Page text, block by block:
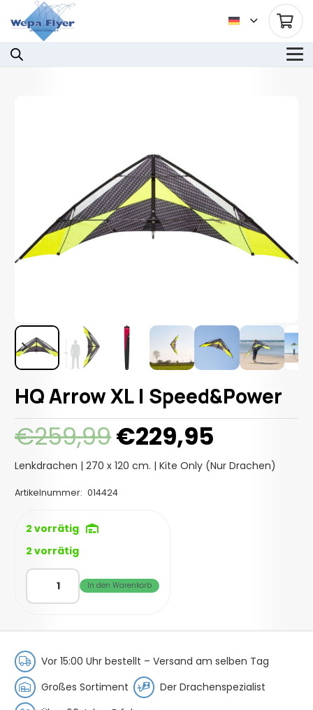
HQ Arrow XL | Speed&Power
€259,99Ursprünglicher
Preis
war:
€259,99
€229,95 Preis
ist:
Lenkdrachen | 270 x 120 cm. | Kite Only (Nur Drachen)
Artikelnummer: 014424
2 vorrätig
2 vorrätig
HQ
XL
Menge
In den Warenkorb
Vor 15:00 Uhr bestellt – Versand am selben Tag
Großes Sortiment
Der Drachenspezialist